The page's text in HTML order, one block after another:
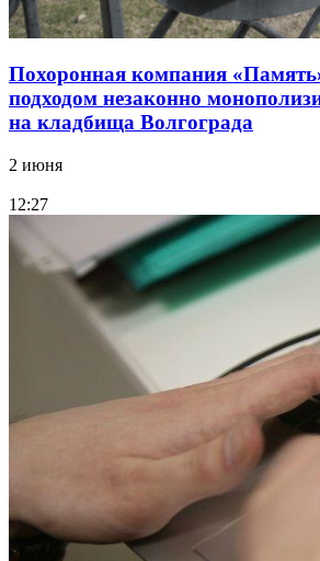
Похоронная компания
подходом незаконно
на кладбища Волгограда
2 июня
12:27